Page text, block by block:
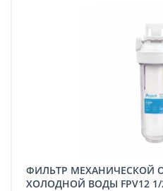
ФИЛЬТР МЕХАНИЧЕСКОЙ ОЧИСТКИ ECOSOFT ДЛЯ
ХОЛОДНОЙ ВОДЫ FPV12 1/